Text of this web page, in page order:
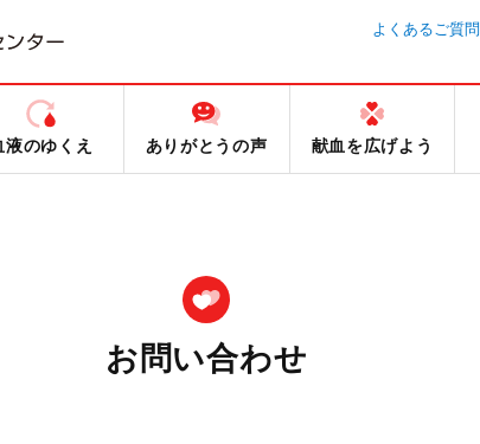
よくあるご質問
液のゆくえ ありがとうの声 献血を広げよう
お問い合わせ